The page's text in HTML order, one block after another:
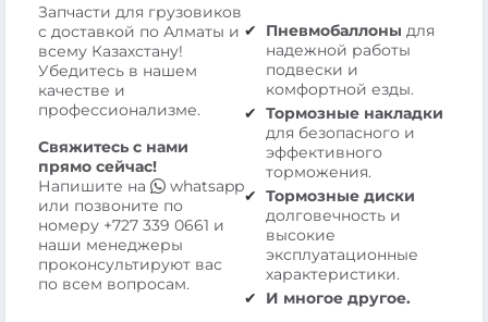
Запчасти для грузовиков
с доставкой по Алматы и
всему Казахстану!
Убедитесь в нашем
качестве и
профессионализме.
Свяжитесь с нами
прямо сейчас!
Напишите на
whatsapp
или позвоните по
номеру +727 339 0661 и
наши менеджеры
проконсультируют вас
по всем вопросам.
Пневмобаллоны для
надежной работы
подвески и
комфортной езды.
Тормозные накладки
для безопасного и
эффективного
торможения.
Тормозные диски
долговечность и
высокие
эксплуатационные
характеристики.
И многое другое.